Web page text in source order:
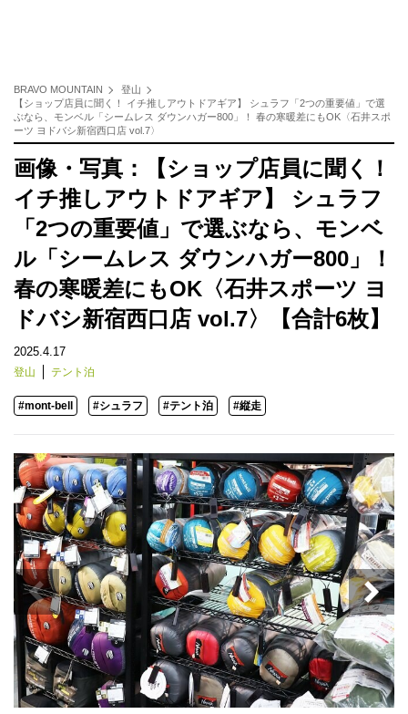
BRAVO MOUNTAIN
登山
【ショップ店員に聞く！ イチ推しアウトドアギア】 シュラフ「2つの重要値」で選
ぶなら、モンベル「シームレス ダウンハガー800」！ 春の寒暖差にもOK〈石井スポ
ーツ ヨドバシ新宿西口店 vol.7〉
画像・写真：【ショップ店員に聞く！
イチ推しアウトドアギア】 シュラフ
「2つの重要値」で選ぶなら、モンベ
ル「シームレス ダウンハガー800」！
春の寒暖差にもOK〈石井スポーツ ヨ
ドバシ新宿西口店 vol.7〉【合計6枚】
2025.4.17
登山 テント泊
#mont-bell #シュラフ #テント泊 #縦走